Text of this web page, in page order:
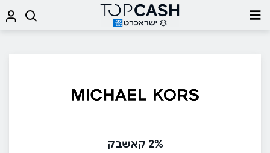
2% קאשבק